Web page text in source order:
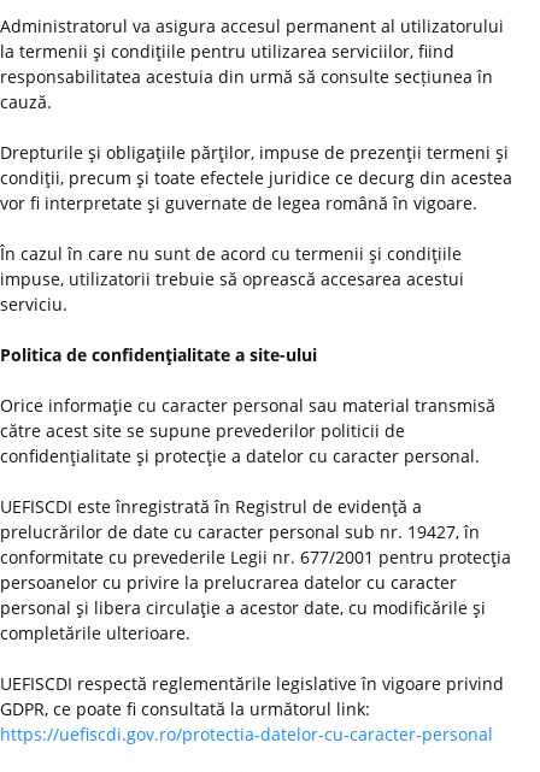
Administratorul va asigura accesul permanent al utilizatorului
la termenii şi condiţiile pentru utilizarea serviciilor, fiind
responsabilitatea acestuia din urmă să consulte secțiunea în
cauză.
Drepturile şi obligaţiile părţilor, impuse de prezenţii termeni şi
condiţii, precum şi toate efectele juridice ce decurg din acestea
vor fi interpretate şi guvernate de legea română în vigoare.
În cazul în care nu sunt de acord cu termenii şi condiţiile
impuse, utilizatorii trebuie să oprească accesarea acestui
serviciu.
Politica de confidenţialitate a site-ului
Orice informaţie cu caracter personal sau material transmisă
către acest site se supune prevederilor politicii de
confidenţialitate şi protecţie a datelor cu caracter personal.
UEFISCDI este înregistrată în Registrul de evidenţă a
prelucrărilor de date cu caracter personal sub nr. 19427, în
conformitate cu prevederile Legii nr. 677/2001 pentru protecţia
persoanelor cu privire la prelucrarea datelor cu caracter
personal şi libera circulaţie a acestor date, cu modificările şi
completările ulterioare.
UEFISCDI respectă reglementările legislative în vigoare privind
GDPR, ce poate fi consultată la următorul link:
https://uefiscdi.gov.ro/protectia-datelor-cu-caracter-personal